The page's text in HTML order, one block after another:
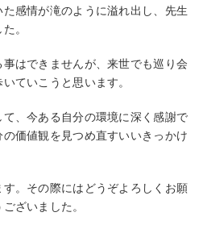
感情が滝のように溢れ出し、先生
。
はできませんが、来世でも巡り会
ていこうと思います。
、今ある自分の環境に深く感謝で
価値観を見つめ直すいいきっかけ
。その際にはどうぞよろしくお願
ざいました。